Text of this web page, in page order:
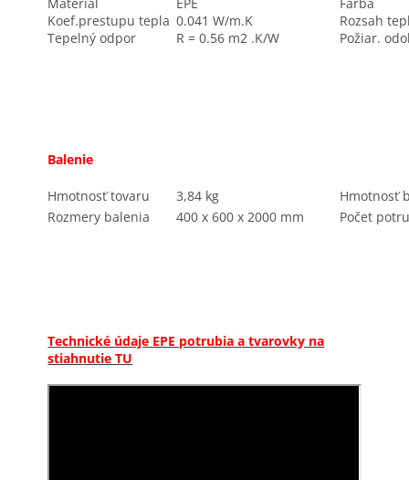
Materiál
EPE
Farba
Koef.prestupu tepla 0.041 W/m.K
Rozsah
Tepelný odpor
R = 0.56 m2 .K/W Požiar.
Balenie
Hmotnosť tovaru 3,84 kg
Hmotnosť
Rozmery balenia
400 x 600 x 2000 mm Počet
Technické údaje EPE potrubia a tvarovky na
stiahnutie TU